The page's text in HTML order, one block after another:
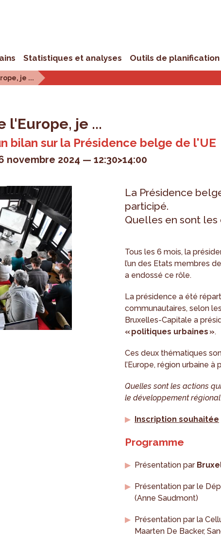
Statistiques et analyses Outils de planification
je ...
l'Europe, je ...
bilan sur la Présidence belge de l'UE
novembre 2024 12:30>14:00
La Présidence
participé.
Quelles en sont les
Tous les 6 mois, la
l’un des Etats membres
a endossé ce rôle.
La présidence a été
communautaires, selon
Bruxelles-Capitale a
« politiques urbaines ».
Ces deux thématiques
l’Europe, région urbaine à
Quelles sont les actions
le développement régional
Inscription souhaitée
Programme
Présentation par
Présentation par le
(Anne Saudmont)
Présentation par la
Maarten De Backer,